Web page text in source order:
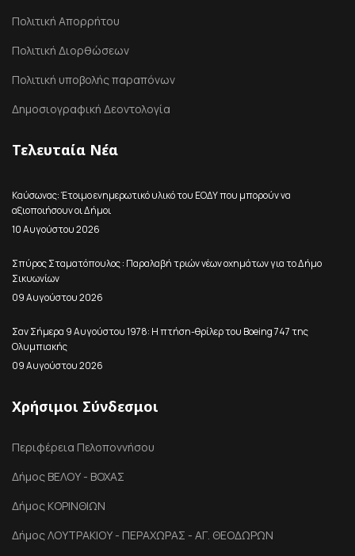
Πολιτική Απορρήτου
Πολιτική Διορθώσεων
Πολιτική υποβολής παραπόνων
Δημοσιογραφική Δεοντολογία
Τελευταία Νέα
Καύσωνας: Έτοιμο ενημερωτικό υλικό του ΕΟΔΥ που μπορούν να
αξιοποιήσουν οι Δήμοι
10 Αυγούστου 2026
Σπύρος Σταματόπουλος : Παραλαβή τριών νέων οχημάτων για το Δήμο
Σικυωνίων
09 Αυγούστου 2026
Σαν Σήμερα 9 Αυγούστου 1978: Η πτήση-θρίλερ του Boeing 747 της
Ολυμπιακής
09 Αυγούστου 2026
Χρήσιμοι Σύνδεσμοι
Περιφέρεια Πελοποννήσου
Δήμος ΒΕΛΟΥ - ΒΟΧΑΣ
Δήμος ΚΟΡΙΝΘΙΩΝ
Δήμος ΛΟΥΤΡΑΚΙΟΥ - ΠΕΡΑΧΩΡΑΣ - ΑΓ. ΘΕΟΔΩΡΩΝ